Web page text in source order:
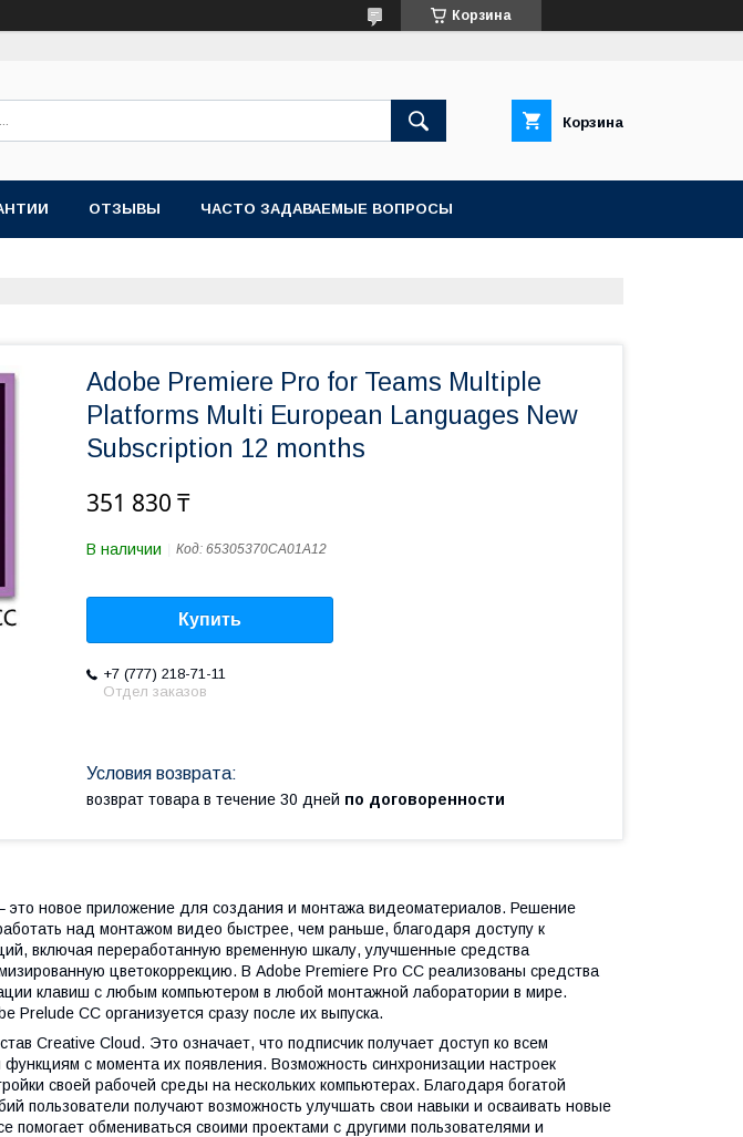
Корзина
Корзина
ОТЗЫВЫ ЧАСТО ЗАДАВАЕМЫЕ ВОПРОСЫ
Adobe Premiere Pro for Teams Multiple
Platforms Multi European Languages New
Subscription 12 months
351 830 ₸
В наличии Код: 65305370CA01A12
Купить
+7 (777) 218-71-11
Отдел заказов
возврат товара в течение 30 дней по договоренности
это новое приложение для создания и монтажа видеоматериалов. Решение
над монтажом видео быстрее, чем раньше, благодаря доступу к
включая переработанную временную шкалу, улучшенные средства
цветокоррекцию. В Adobe Premiere Pro CC реализованы средства
клавиш с любым компьютером в любой монтажной лаборатории в мире.
Prelude CC организуется сразу после их выпуска.
Creative Cloud. Это означает, что подписчик получает доступ ко всем
с момента их появления. Возможность синхронизации настроек
своей рабочей среды на нескольких компьютерах. Благодаря богатой
пользователи получают возможность улучшать свои навыки и осваивать новые
помогает обмениваться своими проектами с другими пользователями и